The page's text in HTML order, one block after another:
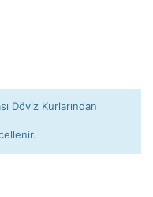
Döviz Kurlarından